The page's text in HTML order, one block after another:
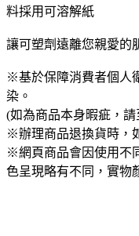
料採用可溶解紙
讓可塑劑遠離您親愛的
※基於保障消費者個人
染。
(如為商品本身暇疵，
※辦理商品退換貨時，
※網頁商品會因使用不
色呈現略有不同，實物